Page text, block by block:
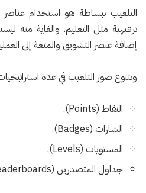
التلعيب ببساطة هو استخدام عناصر
ترفيهية مثل التعليم. والغاية منه
إضافة عنصر التشويق والمتعة إلى
وتتنوع صور التلعيب في عدة
النقاط (Points).
الشارات (Badges).
المستويات (Levels).
جداول المتصدرين (Leaderboards).